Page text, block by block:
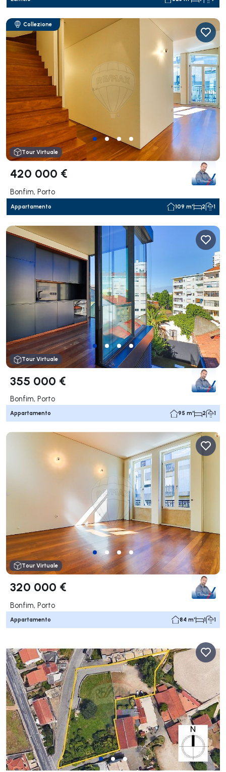
Collezione
Tour Virtuale
420 000 €
Bonfim, Porto
Appartamento 109 m² 2 1
Tour Virtuale
355 000 €
Bonfim, Porto
Appartamento 95 m² 2 1
Tour Virtuale
320 000 €
Bonfim, Porto
Appartamento 84 m² 1 1